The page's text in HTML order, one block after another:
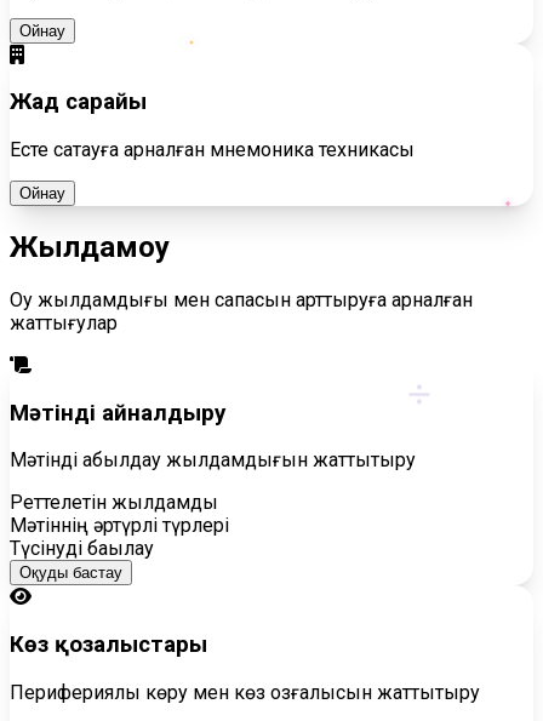
÷
Ойнау
Жад сарайы
Есте сақтауға арналған мнемоника техникасы
Ойнау
Жылдамоқу
Оқу жылдамдығы мен сапасын арттыруға арналған
жаттығулар
Мәтінді айналдыру
Мәтінді қабылдау жылдамдығын жаттықтыру
Реттелетін жылдамдық
Мәтіннің әртүрлі түрлері
Түсінуді бақылау
Оқуды бастау
Көз қозғалыстары
Перифериялық көру мен көз қозғалысын жаттықтыру